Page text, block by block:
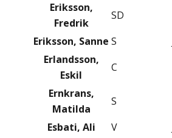
Eriksson,
Fredrik
SD
Eriksson, Sanne S
Erlandsson,
Eskil
C
Ernkrans,
Matilda
S
Esbati, Ali
V